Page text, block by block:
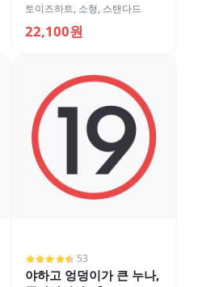
토이즈하트, 소형, 스탠다드
22,100원
53
야하고 엉덩이가 큰 누나,